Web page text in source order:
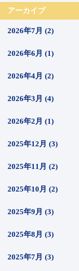
アーカイブ
2026年7月 (2)
2026年6月 (1)
2026年4月 (2)
2026年3月 (4)
2026年2月 (1)
2025年12月 (3)
2025年11月 (2)
2025年10月 (2)
2025年9月 (3)
2025年8月 (3)
2025年7月 (3)